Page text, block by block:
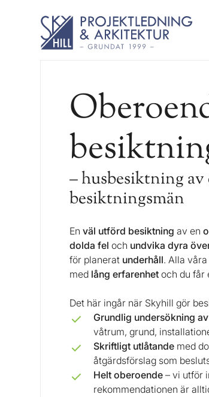
– husbesiktning
besiktningsmän
Enväl utförd besiktning av en
dolda feloch undvika dyra
för planerat underhåll. Alla
med lång erfarenhet och du får
Det här ingår när Skyhill gör
Grundlig undersökning
våtrum, grund,
Skriftligt utlåtande med
åtgärdsförslag som
Helt oberoende– vi utför
rekommendationen är